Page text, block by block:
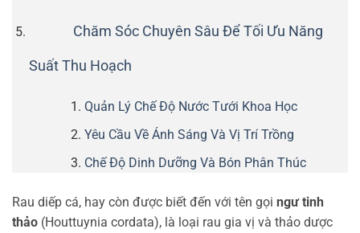
Chăm Sóc Chuyên Sâu Để Tối Ưu Năng
Suất Thu Hoạch
Quản Lý Chế Độ Nước Tưới Khoa Học
Yêu Cầu Về Ánh Sáng Và Vị Trí Trồng
Chế Độ Dinh Dưỡng Và Bón Phân Thúc
Rau diếp cá, hay còn được biết đến với tên gọi ngư tinh
thảo (Houttuynia cordata), là loại rau gia vị và thảo dược